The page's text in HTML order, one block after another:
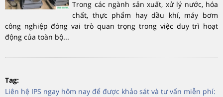
Trong các ngành sản xuất, xử lý nước, hóa
chất, thực phẩm hay dầu khí, máy bơm
công nghiệp đóng vai trò quan trọng trong việc duy trì hoạt
động của toàn bộ...
Tag:
Liên hệ IPS ngay hôm nay để được khảo sát và tư vấn miễn phí: